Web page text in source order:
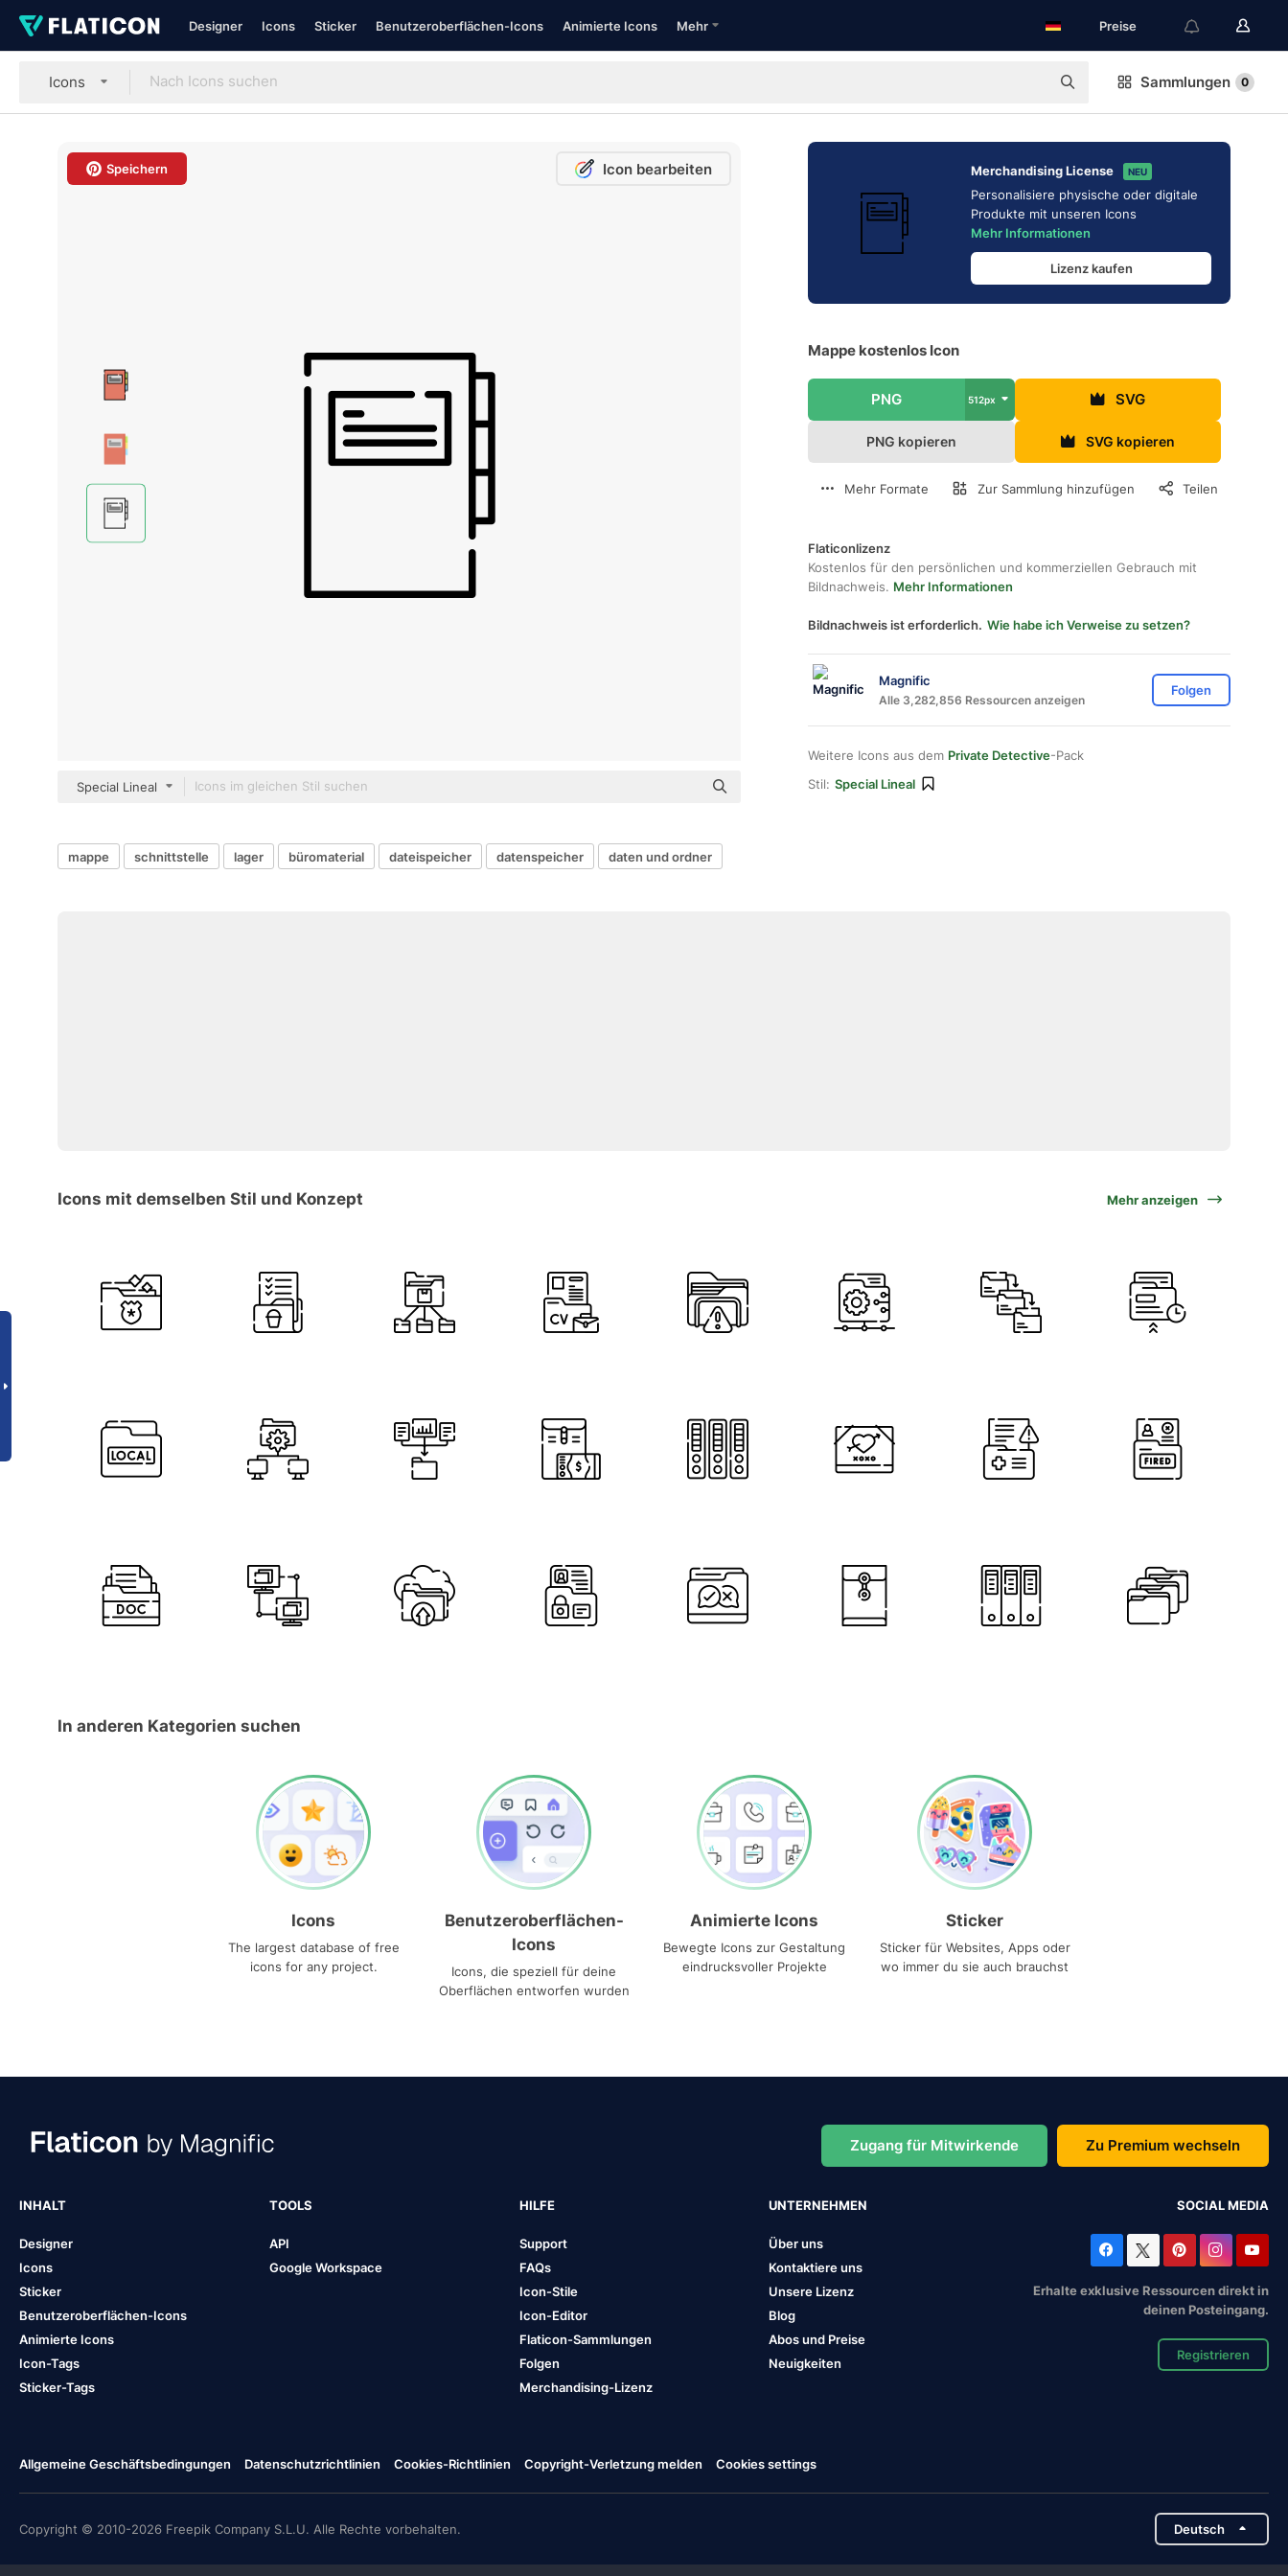
Designer Icons Sticker Benutzeroberflächen-Icons Animierte Icons Mehr Preise
Icons Sammlungen 0
Speichern Icon bearbeiten
Special Lineal
Merchandising License NEU
Personalisiere physische oder digitale
Produkte mit unseren Icons
Mehr Informationen
Lizenz kaufen
Mappe kostenlos Icon
PNG 512px SVG
PNG kopieren SVG kopieren
Mehr Formate Zur Sammlung hinzufügen Teilen
Flaticonlizenz
Kostenlos für den persönlichen und kommerziellen Gebrauch mit
Bildnachweis. Mehr Informationen
Bildnachweis ist erforderlich. Wie habe ich Verweise zu setzen?
Magnific
Alle 3,282,856 Ressourcen anzeigen
Folgen
Weitere Icons aus dem Private Detective-Pack
Stil: Special Lineal
mappe schnittstelle lager büromaterial dateispeicher datenspeicher daten und ordner
Icons mit demselben Stil und Konzept Mehr anzeigen
In anderen Kategorien suchen
Icons
The largest database of free
icons for any project.
Benutzeroberflächen-
Icons
Icons, die speziell für deine
Oberflächen entworfen wurden
Animierte Icons
Bewegte Icons zur Gestaltung
eindrucksvoller Projekte
Sticker
Sticker für Websites, Apps oder
wo immer du sie auch brauchst
Zugang für Mitwirkende Zu Premium wechseln
INHALT
Designer
Icons
Sticker
Benutzeroberflächen-Icons
Animierte Icons
Icon-Tags
Sticker-Tags
TOOLS
API
Google Workspace
HILFE
Support
FAQs
Icon-Stile
Icon-Editor
Flaticon-Sammlungen
Folgen
Merchandising-Lizenz
UNTERNEHMEN
Über uns
Kontaktiere uns
Unsere Lizenz
Blog
Abos und Preise
Neuigkeiten
SOCIAL MEDIA
Erhalte exklusive Ressourcen direkt in
deinen Posteingang.
Registrieren
Allgemeine Geschäftsbedingungen Datenschutzrichtlinien Cookies-Richtlinien Copyright-Verletzung melden Cookies settings
Copyright © 2010-2026 Freepik Company S.L.U. Alle Rechte vorbehalten. Deutsch